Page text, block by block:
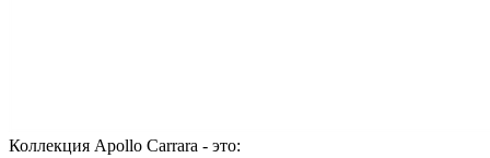
Коллекция Apollo Carrara - это: